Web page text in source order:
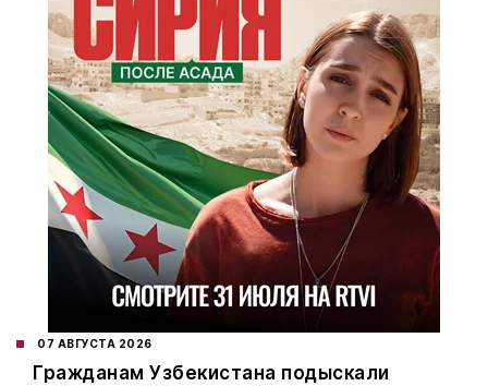
07 АВГУСТА 2026
Гражданам Узбекистана подыскали